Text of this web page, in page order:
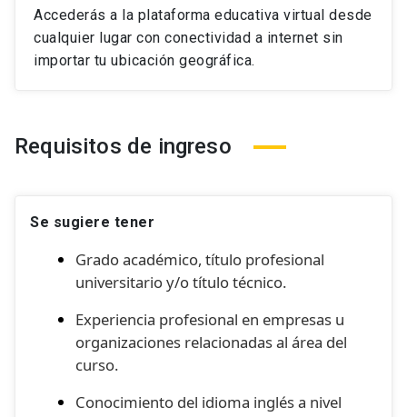
Accederás a la plataforma educativa virtual desde
cualquier lugar con conectividad a internet sin
importar tu ubicación geográfica.
Requisitos de ingreso
Se sugiere tener
Grado académico, título profesional
universitario y/o título técnico.
Experiencia profesional en empresas u
organizaciones relacionadas al área del
curso.
Conocimiento del idioma inglés a nivel